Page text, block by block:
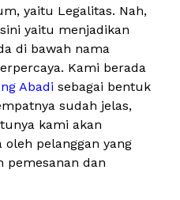
yaitu Legalitas. Nah,
yaitu menjadikan
di bawah nama
Kami berada
Abadi sebagai bentuk
sudah jelas,
kami akan
pelanggan yang
pemesanan dan